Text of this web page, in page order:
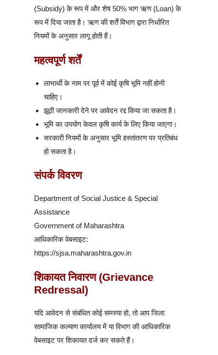
(Subsidy) के रूप में और शेष 50% भाग ऋण (Loan) के
रूप में दिया जाता है। ऋण की शर्तें विभाग द्वारा निर्धारित
नियमों के अनुसार लागू होती हैं।
महत्वपूर्ण शर्तें
लाभार्थी के नाम पर पूर्व में कोई कृषि भूमि नहीं होनी
चाहिए।
झूठी जानकारी देने पर आवेदन रद्द किया जा सकता है।
भूमि का उपयोग केवल कृषि कार्य के लिए किया जाएगा।
सरकारी नियमों के अनुसार भूमि हस्तांतरण पर प्रतिबंध
हो सकता है।
संपर्क विवरण
Department of Social Justice & Special
Assistance
Government of Maharashtra
आधिकारिक वेबसाइट:
https://sjsa.maharashtra.gov.in
शिकायत निवारण (Grievance
Redressal)
यदि आवेदन से संबंधित कोई समस्या हो, तो आप जिला
सामाजिक कल्याण कार्यालय में या विभाग की आधिकारिक
वेबसाइट पर शिकायत दर्ज कर सकते हैं।